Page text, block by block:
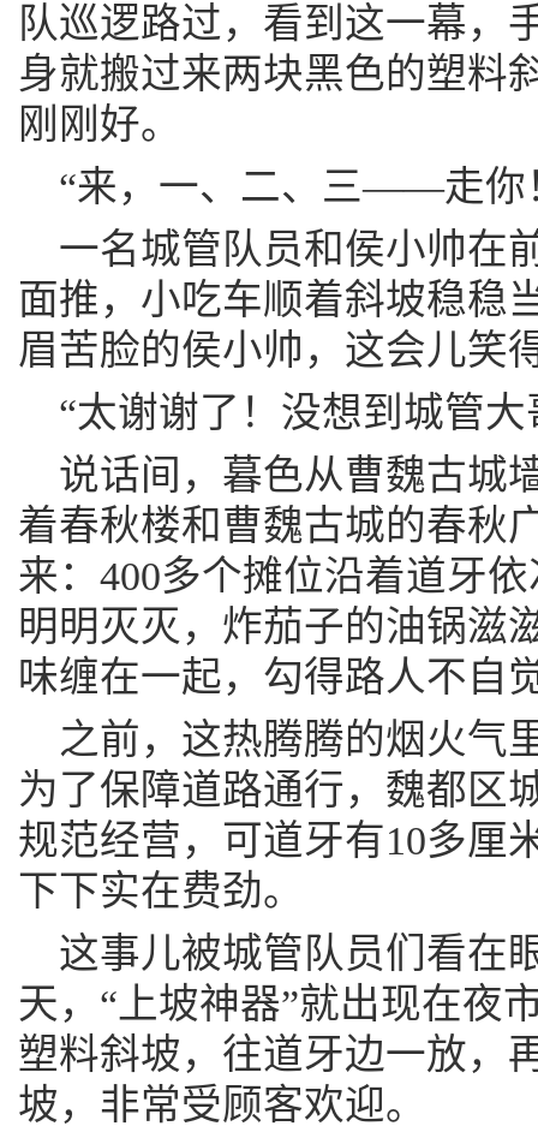
队巡逻路过，看到这一幕，
身就搬过来两块黑色的塑料
刚刚好。
“来，一、二、三——走你
一名城管队员和侯小帅在
面推，小吃车顺着斜坡稳稳
眉苦脸的侯小帅，这会儿笑
“太谢谢了！没想到城管大
说话间，暮色从曹魏古城
着春秋楼和曹魏古城的春秋
来：400多个摊位沿着道牙
明明灭灭，炸茄子的油锅滋
味缠在一起，勾得路人不自
之前，这热腾腾的烟火气
为了保障道路通行，魏都区
规范经营，可道牙有10多厘
下下实在费劲。
这事儿被城管队员们看在
天，“上坡神器”就出现在
塑料斜坡，往道牙边一放，
坡，非常受顾客欢迎。